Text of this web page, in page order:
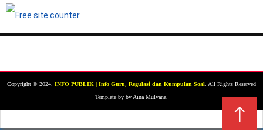
Copyright © 2024. INFO PUBLIK | Info Guru, Regulasi dan Kumpulan Soal . All Rights Reserved
Template by by Aina Mulyana.
↑